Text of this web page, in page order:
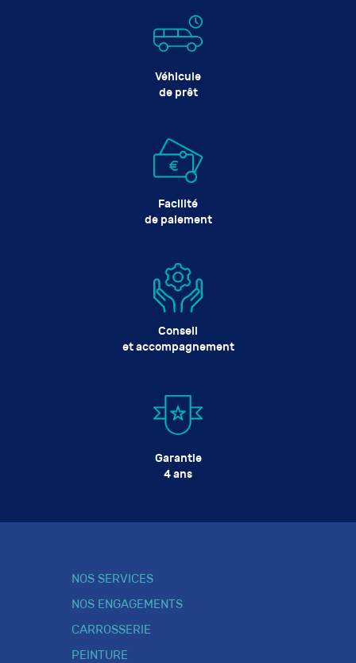
Véhicule
de prêt
Facilité
de paiement
Conseil
et accompagnement
Garantie
4 ans
NOS SERVICES
NOS ENGAGEMENTS
CARROSSERIE
PEINTURE